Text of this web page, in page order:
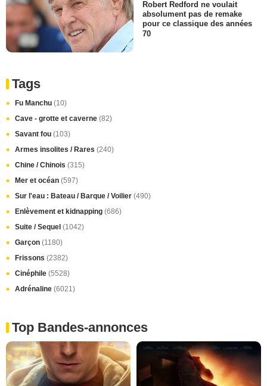
Robert Redford ne voulait
absolument pas de remake
pour ce classique des années
70
Tags
Fu Manchu (10)
Cave - grotte et caverne (82)
Savant fou (103)
Armes insolites / Rares (240)
Chine / Chinois (315)
Mer et océan (597)
Sur l'eau : Bateau / Barque / Voilier (490)
Enlèvement et kidnapping (686)
Suite / Sequel (1042)
Garçon (1180)
Frissons (2382)
Cinéphile (5528)
Adrénaline (6021)
Top Bandes-annonces